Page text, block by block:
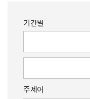
기간별
주제어